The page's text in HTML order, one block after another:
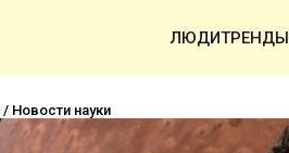
ЛЮДИТРЕНДЫ
/ Новости науки